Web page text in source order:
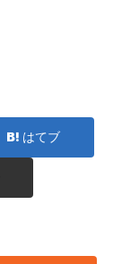
はてブ